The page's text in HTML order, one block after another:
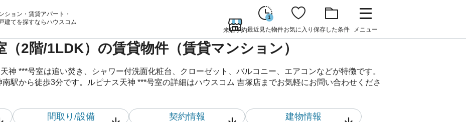
ション・賃貸アパート・
建てを探すならハウスコム
来店予約
1
最近見た物件お気に入り 保存した条件 メニュー
2階/1LDK）の賃貸物件（賃貸マンション）
神 ***号室は追い焚き、シャワー付洗面化粧台、クローゼット、バルコニー、エアコンなどが特徴です。
駅から徒歩3分です。ルピナス天神 ***号室の詳細はハウスコム 吉塚店までお気軽にお問い合わせくださ
間取り/設備 契約情報 建物情報